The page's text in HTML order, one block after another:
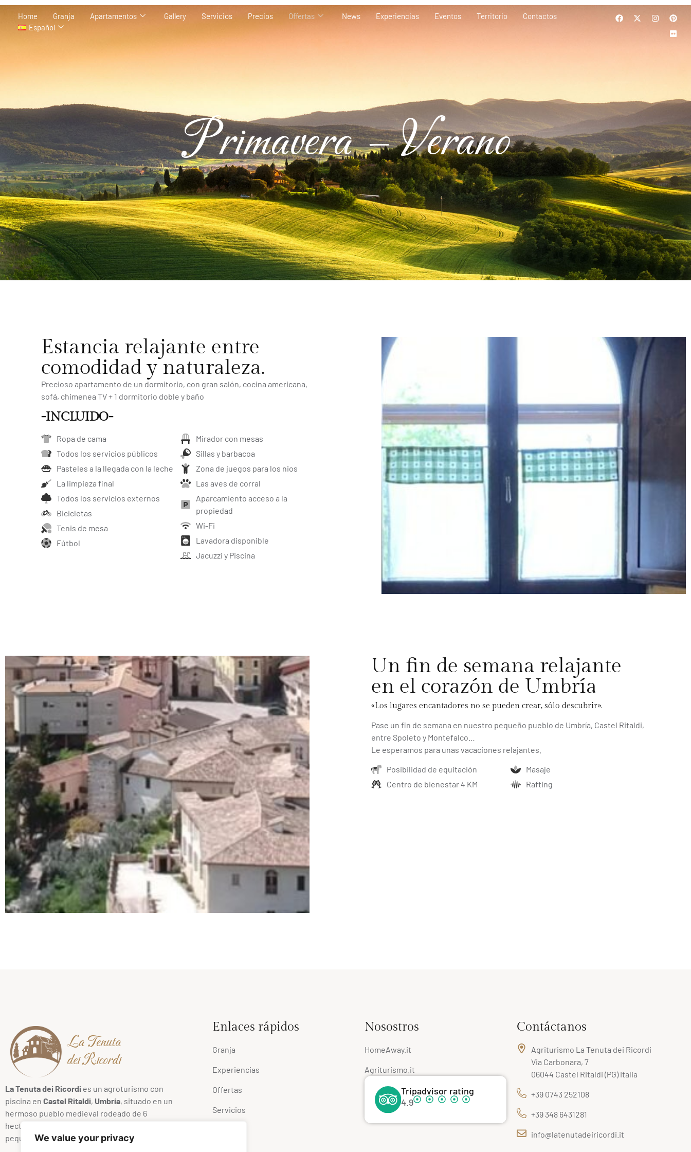
We value your privacy
Home Granja Apartamentos Gallery Servicios Precios Offertas News Experiencias Eventos Territorio
Contactos
Español
Primavera – Verano
Estancia relajante entre
comodidad y naturaleza.
Precioso apartamento de un dormitorio, con gran salón, cocina americana,
sofá, chimenea TV + 1 dormitorio doble y baño
-INCLUIDO-
Ropa de cama
Todos los servicios públicos
Pasteles a la llegada con la leche
La limpieza final
Todos los servicios externos
Bicicletas
Tenis de mesa
Fútbol
Mirador con mesas
Sillas y barbacoa
Zona de juegos para los nios
Las aves de corral
Aparcamiento acceso a la
propiedad
Wi-Fi
Lavadora disponible
Jacuzzi y Piscina
Un fin de semana relajante
en el corazón de Umbría
«Los lugares encantadores no se pueden crear, sólo descubrir».
Pase un fin de semana en nuestro pequeño pueblo de Umbría, Castel Ritaldi,
entre Spoleto y Montefalco…
Le esperamos para unas vacaciones relajantes.
Posibilidad de equitación
Centro de bienestar 4 KM
Masaje
Rafting
La Tenuta
dei Ricordi
La Tenuta dei Ricordi es un agroturismo con
piscina en Castel Ritaldi, Umbría, situado en un
hermoso pueblo medieval rodeado de 6
hectáreas de viñedos de
pequeño lago y un bosque.
Enlaces rápidos
Granja
Experiencias
Offertas
Servicios
Nosostros
HomeAway.it
Agriturismo.it
Tripadvisor rating
4.9
Contáctanos
Agriturismo La Tenuta dei Ricordi
Via Carbonara, 7
06044 Castel Ritaldi (PG) Italia
+39 0743 252108
+39 348 6431281
info@latenutadeiricordi.it